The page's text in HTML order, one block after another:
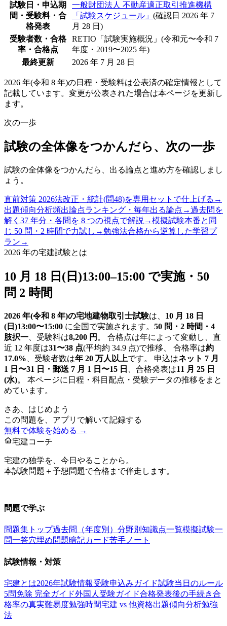
試験日・申込期
間・受験料・合
格発表
一般財団法人 不動産適正取引推進機構
「試験スケジュール」 (確認日 2026 年 7
月 28 日)
受験者数・合格
率・合格点
RETIO「試験実施概況」(令和元〜令和 7
年度・2019〜2025 年)
最終更新
2026 年 7 月 28 日
2026 年(令和 8 年)の日程・受験料は公表済の確定情報として
記載しています。変更が公表された場合は本ページを更新し
ます。
次の一歩
試験の全体像をつかんだら、次の一歩
試験の全体像をつかんだら、出る論点と進め方を確認しまし
ょう。
直前対策 2026法改正・統計(問48)を専用セットで仕上げる →
出題傾向分析頻出論点ランキング・毎年出る論点 →過去問を
解く 37 年分・各問を 8 つの視点で解説 →模擬試験本番と同
じ 50 問・2 時間で力試し →勉強法合格から逆算した学習プ
ラン →
2026 年の宅建試験とは
10 月 18 日(日)13:00–15:00 で実施・50
問 2 時間
2026 年(令和 8 年)の宅地建物取引士試験は、 10 月 18 日
(日)13:00〜15:00 に全国で実施されます。 50 問・2 時間・4
肢択一 、受験料は8,200 円 。 合格点は年によって変動し、直
近 12 年度は31〜38 点(平均約 34.9 点)で推移、 合格率は約
17.0% 、受験者数は年 20 万人以上です。 申込はネット 7 月
1 日〜31 日・郵送 7 月 1 日〜15 日
、合格発表は11 月 25 日
(水)。 本ページに日程・科目配点・受験データの推移をまと
めています。
さあ、はじめよう
この問題を、アプリで解いて記録する
無料で体験を始める →
宅建コーチ
宅建の独学を、今日やることから。
本試験問題＋予想問題で合格まで伴走します。
問題で学ぶ
問題集トップ過去問（年度別） 分野別 知識点一覧模擬試験一
問一答穴埋め問題暗記カード苦手ノート
試験情報・対策
宅建とは2026年試験情報受験申込みガイド試験当日のルール
5問免除 完全ガイド外国人受験ガイド合格発表後の手続き合
格率の真実難易度勉強時間宅建 vs 他資格出題傾向分析勉強
法